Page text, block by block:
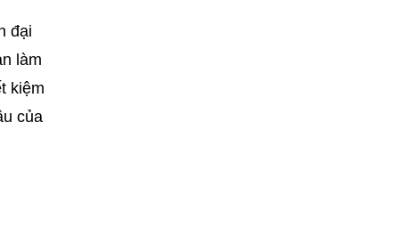
đại
làm
kiệm
của